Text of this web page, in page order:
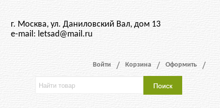
г. Москва, ул. Даниловский Вал, дом 13
e-mail: letsad@mail.ru
Войти Корзина Оформить